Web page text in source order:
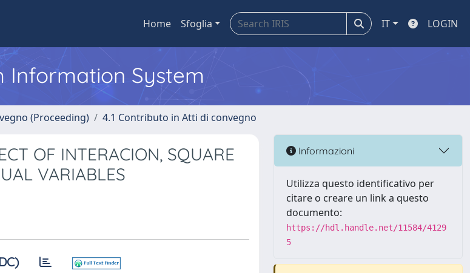
Home Sfoglia IT LOGIN
Information System
(Proceeding) 4.1 Contributo in Atti di convegno
OF INTERACION, SQUARE
VARIABLES
Informazioni
Utilizza questo identificativo per
citare o creare un link a questo
documento:
https://hdl.handle.net/11584/4129
5